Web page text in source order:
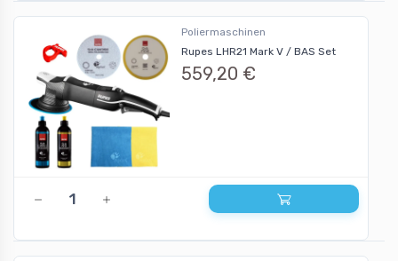
Poliermaschinen
Rupes LHR21 Mark V / BAS Set
559,20 €